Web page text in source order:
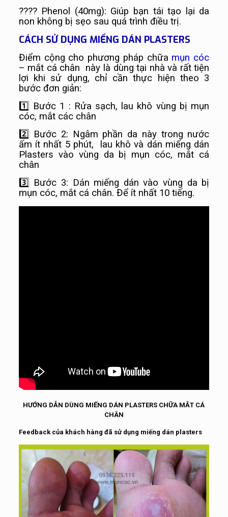
???? Phenol (40mg): Giúp bạn tái tạo lại da
non không bị sẹo sau quá trình điều trị.
CÁCH SỬ DỤNG MIẾNG DÁN PLASTERS
Điểm cộng cho phương pháp chữa mụn cóc
– mắt cá chân này là dùng tại nhà và rất tiện
lợi khi sử dụng, chỉ cần thực hiện theo 3
bước đơn giản:
1️⃣ Bước 1 : Rửa sạch, lau khô vùng bị mụn
cóc, mắt các chân
2️⃣ Bước 2: Ngâm phần da này trong nước
ấm ít nhất 5 phút, lau khô và dán miếng dán
Plasters vào vùng da bị mụn cóc, mắt cá
chân
3️⃣ Bước 3: Dán miếng dán vào vùng da bị
mụn cóc, mắt cá chân. Để ít nhất 10 tiếng.
HƯỚNG DẪN DÙNG MIẾNG DÁN PLASTERS CHỮA MẮT CÁ
CHÂN
Feedback của khách hàng đã sử dụng miếng dán plasters